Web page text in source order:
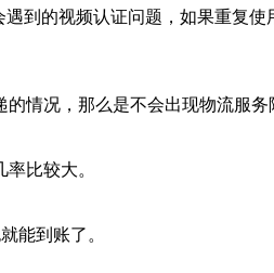
到的视频认证问题，如果重复
情况，那么是不会出现物流服务
比较大。